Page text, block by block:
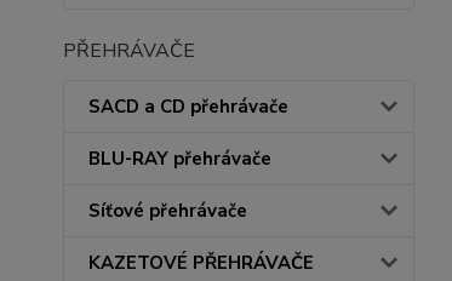
PŘEHRÁVAČE
SACD a CD přehrávače
BLU-RAY přehrávače
Síťové přehrávače
KAZETOVÉ PŘEHRÁVAČE